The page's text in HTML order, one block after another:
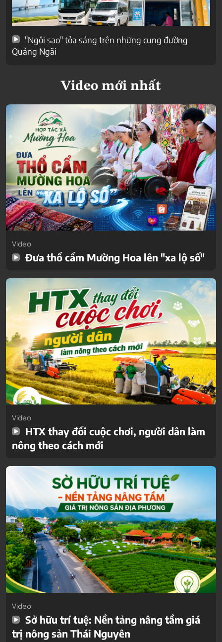
"Ngôi sao" tỏa sáng trên những cung đường
Quảng Ngãi
Video mới nhất
Video
Đưa thổ cẩm Mường Hoa lên "xa lộ số"
Video
HTX thay đổi cuộc chơi, người dân làm
nông theo cách mới
Video
Sở hữu trí tuệ: Nền tảng nâng tầm giá
trị nông sản Thái Nguyên